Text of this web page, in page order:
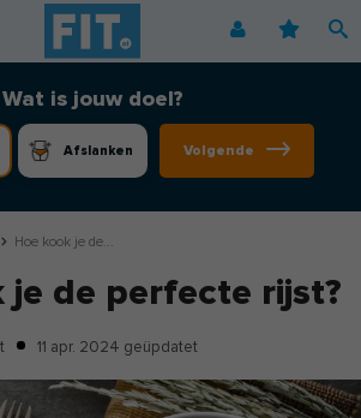
Wat is jouw doel?
Afslanken Volgende
Hoe kook je de...
11 apr. 2024 geüpdatet
je de perfecte rijst?